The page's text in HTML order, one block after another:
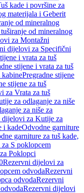
kade i površine za
materijala i Geberit
od mineralnog
od mineralnog
za Montažni
dijelovi za Specifični
i vrata za tuš
stijene i vrata za tuš
Pregradne stijene
stijene za tuš
za Vrata za tuš
za odlaganje za niše
za niše za
dijelovi za Kutije za
i kadeOdvodne garniture
garniture za tuš kade,
S poklopcem
Poklopci
Rezervni dijelovi za
odvodaRezervni
odvodaRezervni
Rezervni dijelovi